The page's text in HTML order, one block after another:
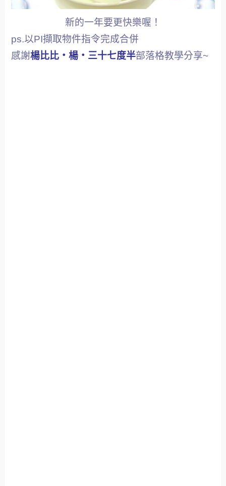
新的一年要更快樂喔！
ps.以PI擷取物件指令完成合併
感謝楊比比‧楊‧三十七度半部落格教學分享~